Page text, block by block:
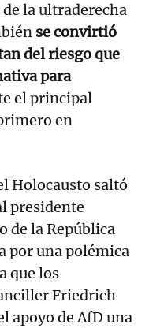
la ultraderecha
se convirtió
del riesgo que
para
el principal
en
Holocausto saltó
presidente
de la República
por una polémica
que los
Friedrich
apoyo de AfD una